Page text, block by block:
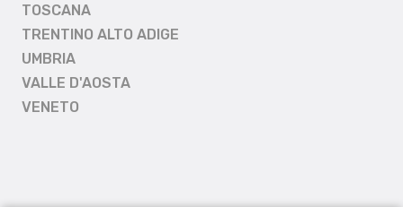
TOSCANA
TRENTINO ALTO ADIGE
UMBRIA
VALLE D'AOSTA
VENETO